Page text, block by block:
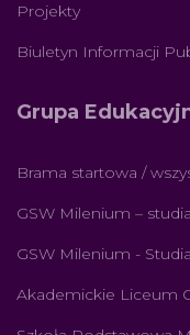
Projekty
Biuletyn Informacji
Grupa
Brama startowa /
GSW Milenium –
GSW Milenium -
Akademickie Liceum